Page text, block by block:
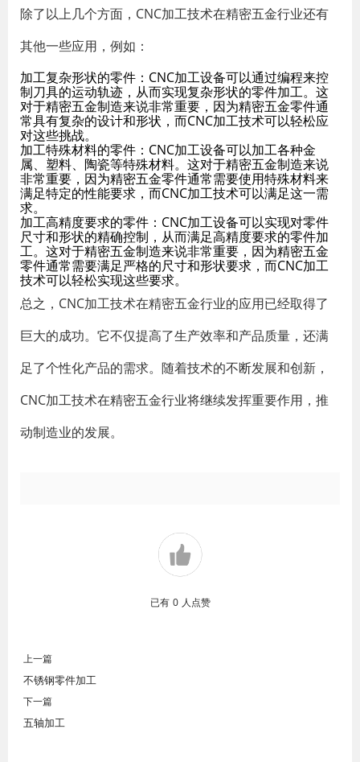
除了以上几个方面，CNC加工技术在精密五金行业还有
其他一些应用，例如：
加工复杂形状的零件：CNC加工设备可以通过编程来控
制刀具的运动轨迹，从而实现复杂形状的零件加工。这
对于精密五金制造来说非常重要，因为精密五金零件通
常具有复杂的设计和形状，而CNC加工技术可以轻松应
对这些挑战。
加工特殊材料的零件：CNC加工设备可以加工各种金
属、塑料、陶瓷等特殊材料。这对于精密五金制造来说
非常重要，因为精密五金零件通常需要使用特殊材料来
满足特定的性能要求，而CNC加工技术可以满足这一需
求。
加工高精度要求的零件：CNC加工设备可以实现对零件
尺寸和形状的精确控制，从而满足高精度要求的零件加
工。这对于精密五金制造来说非常重要，因为精密五金
零件通常需要满足严格的尺寸和形状要求，而CNC加工
技术可以轻松实现这些要求。
总之，CNC加工技术在精密五金行业的应用已经取得了
巨大的成功。它不仅提高了生产效率和产品质量，还满
足了个性化产品的需求。随着技术的不断发展和创新，
CNC加工技术在精密五金行业将继续发挥重要作用，推
动制造业的发展。
已有 0 人点赞
上一篇
不锈钢零件加工
下一篇
五轴加工